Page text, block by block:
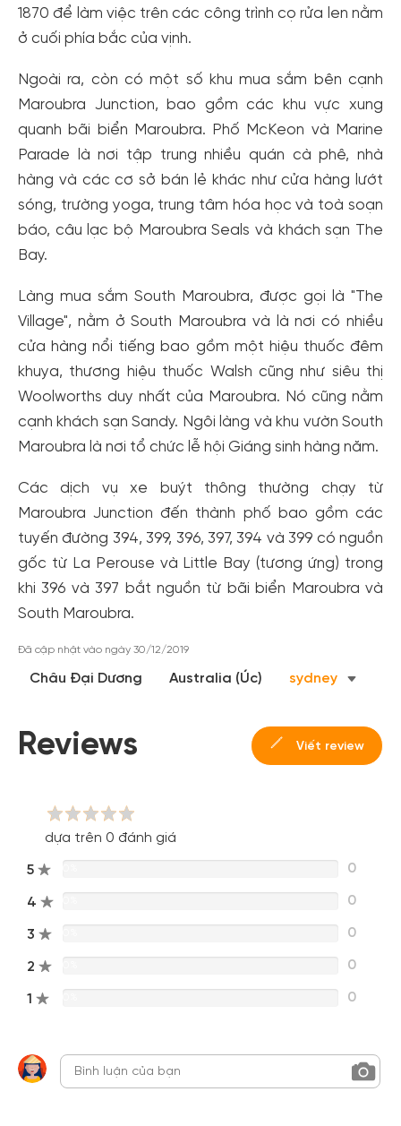
1870 để làm việc trên các công trình cọ rửa len nằm
ở cuối phía bắc của vịnh.
Ngoài ra, còn có một số khu mua sắm bên cạnh
Maroubra Junction, bao gồm các khu vực xung
quanh bãi biển Maroubra. Phố McKeon và Marine
Parade là nơi tập trung nhiều quán cà phê, nhà
hàng và các cơ sở bán lẻ khác như cửa hàng lướt
sóng, trường yoga, trung tâm hóa học và toà soạn
báo, câu lạc bộ Maroubra Seals và khách sạn The
Bay.
Làng mua sắm South Maroubra, được gọi là "The
Village", nằm ở South Maroubra và là nơi có nhiều
cửa hàng nổi tiếng bao gồm một hiệu thuốc đêm
khuya, thương hiệu thuốc Walsh cũng như siêu thị
Woolworths duy nhất của Maroubra. Nó cũng nằm
cạnh khách sạn Sandy. Ngôi làng và khu vườn South
Maroubra là nơi tổ chức lễ hội Giáng sinh hàng năm.
Các dịch vụ xe buýt thông thường chạy từ
Maroubra Junction đến thành phố bao gồm các
tuyến đường 394, 399, 396, 397, 394 và 399 có nguồn
gốc từ La Perouse và Little Bay (tương ứng) trong
khi 396 và 397 bắt nguồn từ bãi biển Maroubra và
South Maroubra.
Đã cập nhật vào ngày 30/12/2019
Châu Đại Dương Australia (Úc) sydney
Reviews Viết review
dựa trên 0 đánh giá
5 0
4 0
3 0
2 0
1 0
Tạo tài khoản nhanh - nhận nhiều ưu
đãi!
Tạo tài khoản để có thể
cho cộng đồng.
Đăng ký
Hoặc đăng nhập bằng
Đăng nhập Facebook
Đăng nhập Google